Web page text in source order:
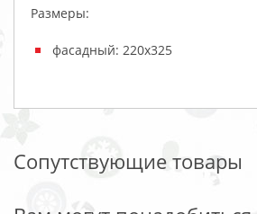
Размеры:
фасадный: 220х325
Сопутствующие товары